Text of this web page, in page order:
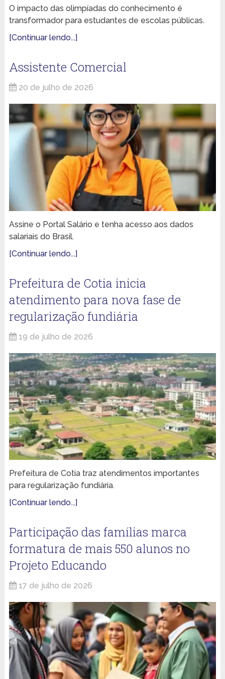
O impacto das olimpíadas do conhecimento é
transformador para estudantes de escolas públicas.
[Continuar lendo...]
Assistente Comercial
20 de julho de 2026
Assine o Portal Salário e tenha acesso aos dados
salariais do Brasil.
[Continuar lendo...]
Prefeitura de Cotia inicia
atendimento para nova fase de
regularização fundiária
19 de julho de 2026
Prefeitura de Cotia traz atendimentos importantes
para regularização fundiária.
[Continuar lendo...]
Participação das famílias marca
formatura de mais 550 alunos no
Projeto Educando
17 de julho de 2026